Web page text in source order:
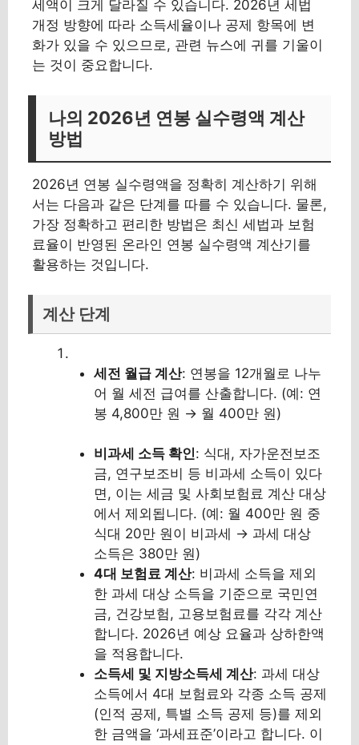
세액이 크게 달라질 수 있습니다. 2026년 세법
개정 방향에 따라 소득세율이나 공제 항목에 변
화가 있을 수 있으므로, 관련 뉴스에 귀를 기울이
는 것이 중요합니다.
나의 2026년 연봉 실수령액 계산
방법
2026년 연봉 실수령액을 정확히 계산하기 위해
서는 다음과 같은 단계를 따를 수 있습니다. 물론,
가장 정확하고 편리한 방법은 최신 세법과 보험
료율이 반영된 온라인 연봉 실수령액 계산기를
활용하는 것입니다.
계산 단계
세전 월급 계산: 연봉을 12개월로 나누
어 월 세전 급여를 산출합니다. (예: 연
봉 4,800만 원 → 월 400만 원)
비과세 소득 확인: 식대, 자가운전보조
금, 연구보조비 등 비과세 소득이 있다
면, 이는 세금 및 사회보험료 계산 대상
에서 제외됩니다. (예: 월 400만 원 중
식대 20만 원이 비과세 → 과세 대상
소득은 380만 원)
4대 보험료 계산: 비과세 소득을 제외
한 과세 대상 소득을 기준으로 국민연
금, 건강보험, 고용보험료를 각각 계산
합니다. 2026년 예상 요율과 상하한액
을 적용합니다.
소득세 및 지방소득세 계산: 과세 대상
소득에서 4대 보험료와 각종 소득 공제
(인적 공제, 특별 소득 공제 등)를 제외
한 금액을 ‘과세표준’이라고 합니다. 이